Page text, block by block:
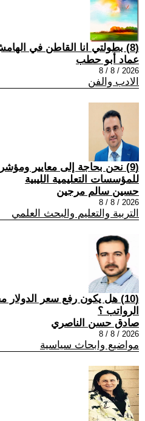
(8) بطولتي انا القاطن في الهامش
عماد أبو حطب
2026 / 8 / 8
الادب والفن
(9) نحن بحاجة إلى معايير
للمؤسسات التعليمية الليبية
حسين سالم مرجين
2026 / 8 / 8
التربية والتعليم والبحث العلمي
(10) هل يكون رفع سعر الدولار
الرواتب ؟
صادق حسن الناصري
2026 / 8 / 8
مواضيع وابحاث سياسية